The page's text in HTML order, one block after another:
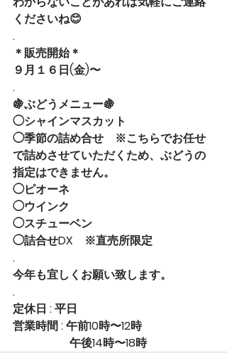
くださいね😊
.
＊販売開始＊
９月１６日(金)〜
.
🍇ぶどうメニュー🍇
◯シャインマスカット
◯季節の詰め合せ    ※こちらでお任せ
で詰めさせていただくため、ぶどうの
指定はできません。
◯ピオーネ
◯ウインク
◯スチューベン
◯詰合せDX    ※直売所限定
.
今年も宜しくお願い致します。
.
定休日 : 平日
営業時間 : 午前10時〜12時
午後14時〜18時